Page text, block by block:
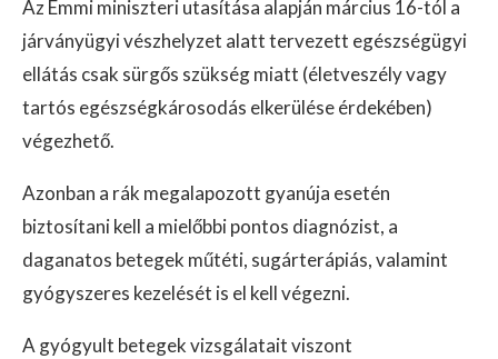
Az Emmi miniszteri utasítása alapján március 16-tól a
járványügyi vészhelyzet alatt tervezett egészségügyi
ellátás csak sürgős szükség miatt (életveszély vagy
tartós egészségkárosodás elkerülése érdekében)
végezhető.
Azonban a rák megalapozott gyanúja esetén
biztosítani kell a mielőbbi pontos diagnózist, a
daganatos betegek műtéti, sugárterápiás, valamint
gyógyszeres kezelését is el kell végezni.
A gyógyult betegek vizsgálatait viszont